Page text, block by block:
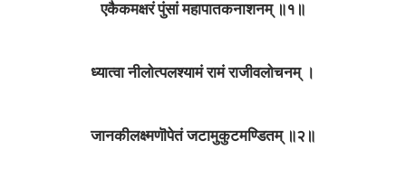
एकैकमक्षरं पुंसां महापातकनाशनम्‌ ॥१॥
ध्यात्वा नीलोत्पलश्यामं रामं राजीवलोचनम्‌ ।
जानकीलक्ष्मणॊपेतं जटामुकुटमण्डितम्‌ ॥२॥